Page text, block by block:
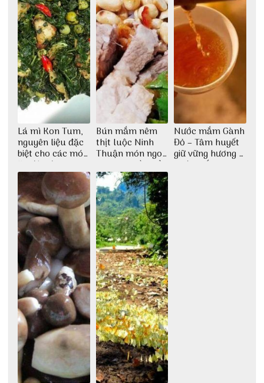
Lá mì Kon Tum,
nguyên liệu đặc
biệt cho các món
ăn độc đáo
Bún mắm nêm
thịt luộc Ninh
Thuận món ngon
dân dã miền biển
Nước mắm Gành
Đỏ – Tâm huyết
giữ vững hương vị
nước mắm sau